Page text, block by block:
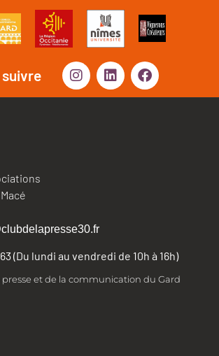
(Du lundi au vendredi de 10h à 16h)
presse et de la communication du Gard